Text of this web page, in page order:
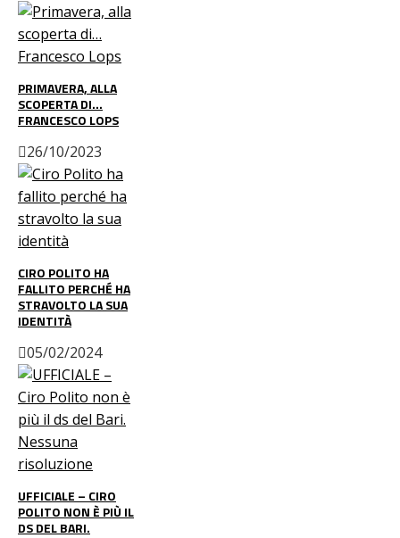
PRIMAVERA, ALLA
SCOPERTA DI…
FRANCESCO LOPS
26/10/2023
CIRO POLITO HA
FALLITO PERCHÉ HA
STRAVOLTO LA SUA
IDENTITÀ
05/02/2024
UFFICIALE – CIRO
POLITO NON È PIÙ IL
DS DEL BARI.